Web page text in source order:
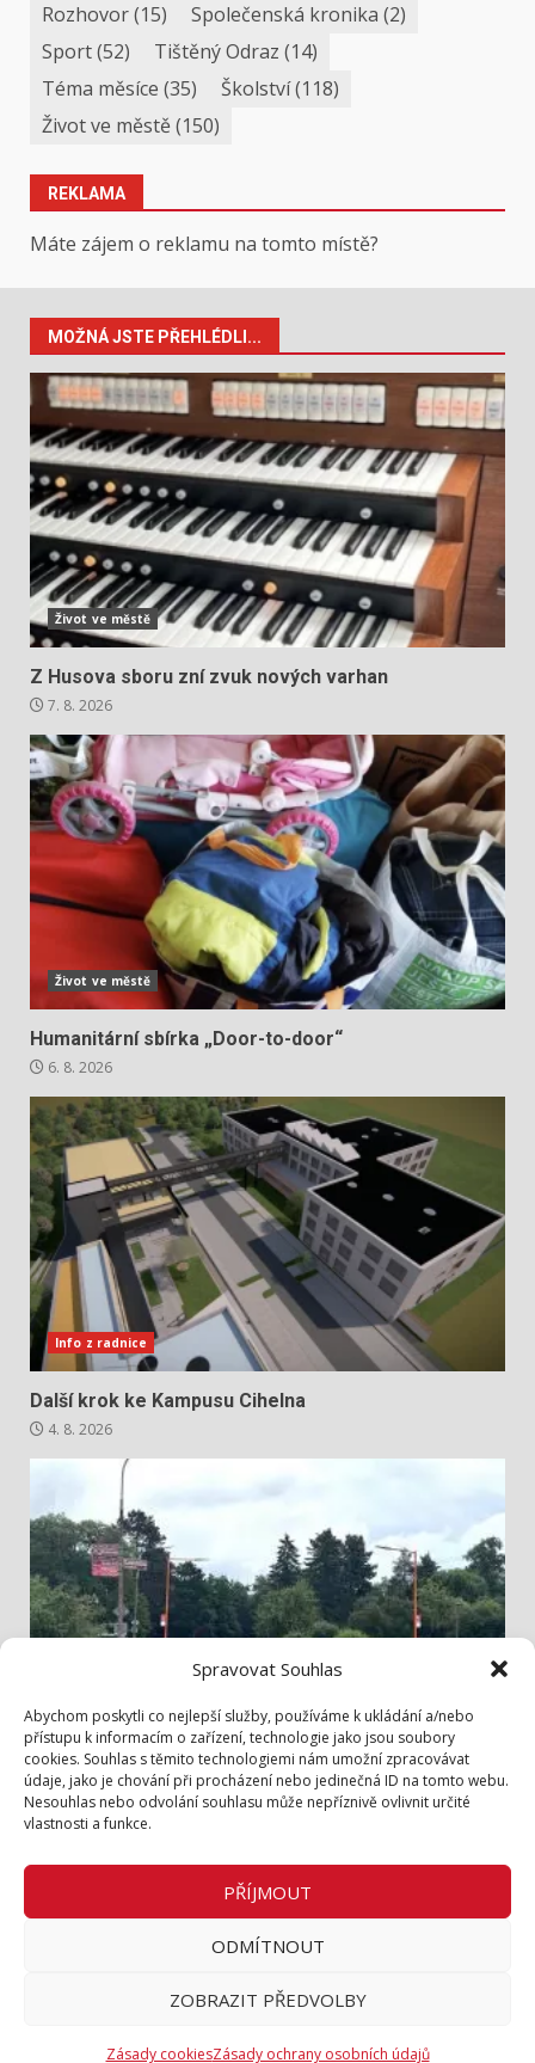
Spravovat Souhlas
Abychom poskytli co nejlepší služby, používáme k ukládání a/nebo
přístupu k informacím o zařízení, technologie jako jsou soubory
cookies. Souhlas s těmito technologiemi nám umožní zpracovávat
údaje, jako je chování při procházení nebo jedinečná ID na tomto webu.
Nesouhlas nebo odvolání souhlasu může nepříznivě ovlivnit určité
vlastnosti a funkce.
PŘÍJMOUT
ODMÍTNOUT
ZOBRAZIT PŘEDVOLBY
Zásady cookiesZásady ochrany osobních údajů
Rozhovor(15) Společenská kronika (2)
Sport(52) Tištěný Odraz (14)
Téma měsíce (35) Školství(118)
Život ve městě(150)
REKLAMA
Máte zájem o reklamu na tomto místě?
MOŽNÁ JSTE PŘEHLÉDLI...
Život ve městě
Z Husova sboru zní zvuk nových varhan
7. 8. 2026
Život ve městě
Humanitární sbírka „Door-to-door“
6. 8. 2026
Info z radnice
Další krok ke Kampusu Cihelna
4. 8. 2026
Bezpečněji přes Lidickou
3. 8. 2026
Zásady cookies (EU)
Zásady ochrany osobních údajů
Inzerce v tištěném periodiku